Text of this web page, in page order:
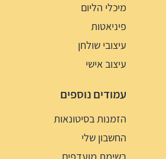
מיכלי הליום
פיניאטות
עיצובי שולחן
עיצוב אישי
עמודים נוספים
הזמנות בסיטונאות
החשבון שלי